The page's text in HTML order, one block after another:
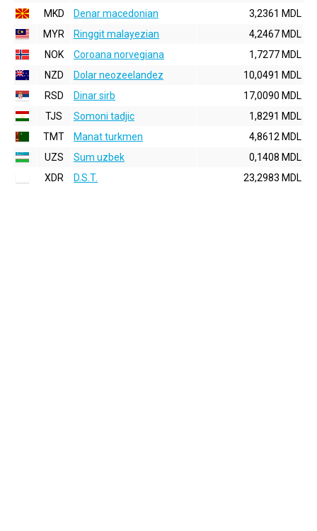
MKD
Denar macedonian
3,2361 MDL
MYR
Ringgit malayezian
4,2467 MDL
NOK
Coroana norvegiana
1,7277 MDL
NZD
Dolar neozeelandez
10,0491 MDL
RSD
Dinar sirb
17,0090 MDL
TJS
Somoni tadjic
1,8291 MDL
TMT
Manat turkmen
4,8612 MDL
UZS
Sum uzbek
0,1408 MDL
XDR
D.S.T. 23,2983 MDL